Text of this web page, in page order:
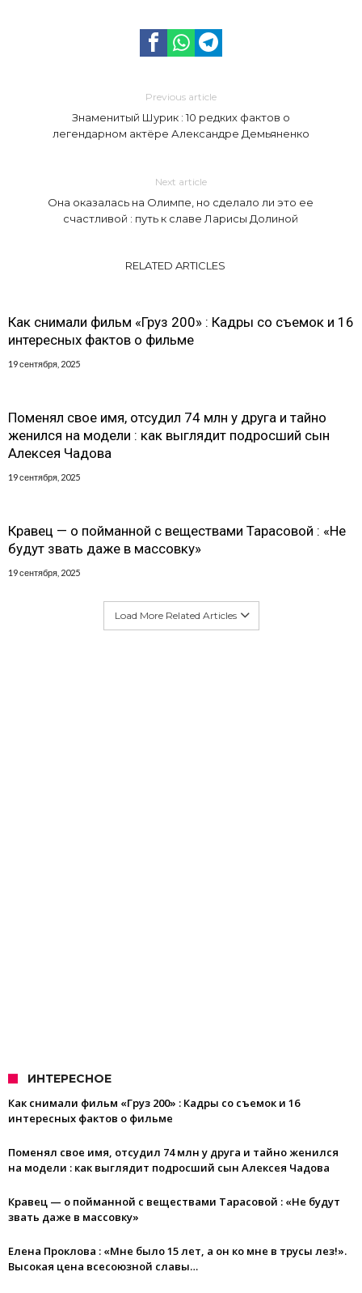
Previous article
Знаменитый Шурик : 10 редких фактов о
легендарном актёре Александре Демьяненко
Next article
Она оказалась на Олимпе, но сделало ли это ее
счастливой : путь к славе Ларисы Долиной
RELATED ARTICLES
Как снимали фильм «Груз 200» : Кадры со съемок и 16
интересных фактов о фильме
19 сентября, 2025
Поменял свое имя, отсудил 74 млн у друга и тайно
женился на модели : как выглядит подросший сын
Алексея Чадова
19 сентября, 2025
Кравец — о пойманной с веществами Тарасовой : «Не
будут звать даже в массовку»
19 сентября, 2025
Load More Related Articles
ИНТЕРЕСНОЕ
Как снимали фильм «Груз 200» : Кадры со съемок и 16
интересных фактов о фильме
Поменял свое имя, отсудил 74 млн у друга и тайно женился
на модели : как выглядит подросший сын Алексея Чадова
Кравец — о пойманной с веществами Тарасовой : «Не будут
звать даже в массовку»
Елена Проклова : «Мне было 15 лет, а он ко мне в трусы лез!».
Высокая цена всесоюзной славы…